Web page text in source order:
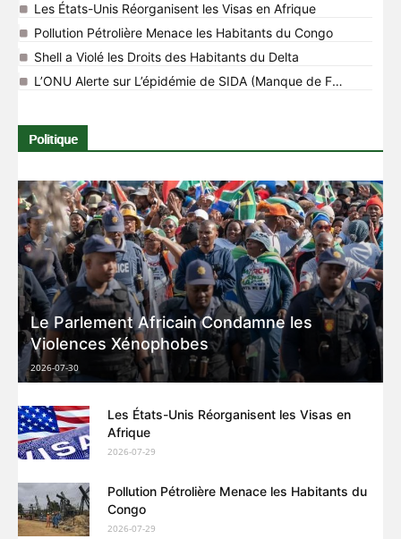
Les États-Unis Réorganisent les Visas en Afrique
Pollution Pétrolière Menace les Habitants du Congo
Shell a Violé les Droits des Habitants du Delta
L’ONU Alerte sur L’épidémie de SIDA (Manque de Fonds)
Politique
Le Parlement Africain Condamne les
Violences Xénophobes
2026-07-30
Les États-Unis Réorganisent les Visas en
Afrique
2026-07-29
Pollution Pétrolière Menace les Habitants du
Congo
2026-07-29